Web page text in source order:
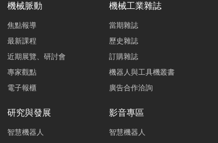
機械脈動
焦點報導
最新課程
近期展覽、研討會
專家觀點
電子報櫃
機械工業雜誌
當期雜誌
歷史雜誌
訂購雜誌
機器人與工具機叢書
廣告合作洽詢
研究與發展
智慧機器人
影音專區
智慧機器人